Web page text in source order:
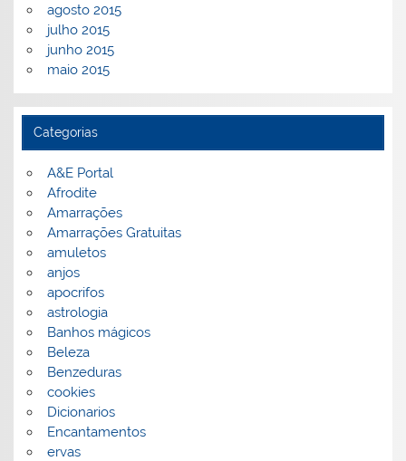
agosto 2015
julho 2015
junho 2015
maio 2015
Categorias
A&E Portal
Afrodite
Amarrações
Amarrações Gratuitas
amuletos
anjos
apocrifos
astrologia
Banhos mágicos
Beleza
Benzeduras
cookies
Dicionarios
Encantamentos
ervas